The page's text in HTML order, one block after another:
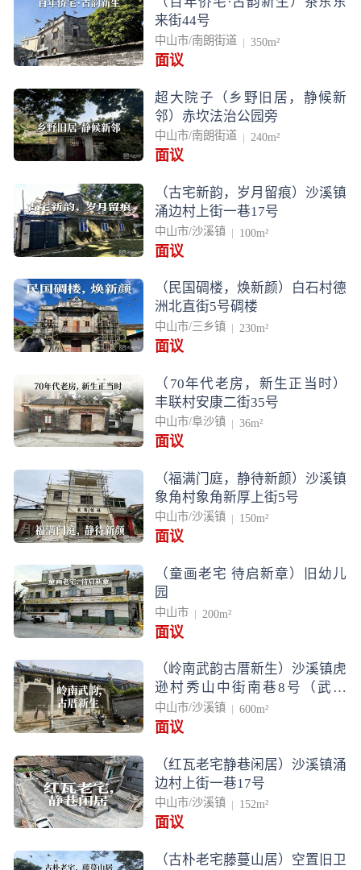
来街44号
中山市/南朗街道 350m²
面议
超大院子（乡野旧居，静候新
邻）赤坎法治公园旁
中山市/南朗街道 240m²
面议
（古宅新韵，岁月留痕）沙溪镇
涌边村上街一巷17号
中山市/沙溪镇 100m²
面议
（民国碉楼，焕新颜）白石村德
洲北直街5号碉楼
中山市/三乡镇 230m²
面议
（70年代老房，新生正当时）
丰联村安康二街35号
中山市/阜沙镇 36m²
面议
（福满门庭，静待新颜）沙溪镇
象角村象角新厚上街5号
中山市/沙溪镇 150m²
面议
（童画老宅 待启新章）旧幼儿
园
中山市 200m²
面议
（岭南武韵古厝新生）沙溪镇虎
逊村秀山中街南巷8号（武术
馆）
中山市/沙溪镇 600m²
面议
（红瓦老宅静巷闲居）沙溪镇涌
边村上街一巷17号
中山市/沙溪镇 152m²
面议
（古朴老宅藤蔓山居）空置旧卫